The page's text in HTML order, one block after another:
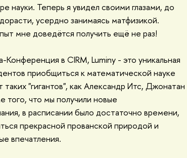
науки. Теперь я увидел своими глазами, до
усердно занимаясь матфизикой.
мне доведётся получить ещё не раз!
в CIRM, Luminy - это уникальная
приобщиться к математической науке
таких "гигантов", как Александр Итс, Джонатан
того, что мы получили новые
в расписании было достаточно времени,
прекрасной прованской природой и
впечатления.